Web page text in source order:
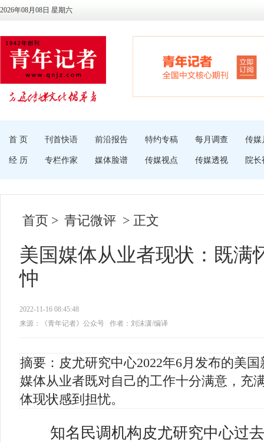
2026年08月08日 星期六
首 页 刊首快语 前沿报告 特约专稿 每月调查 传媒
经 历 专栏作家 媒体脸谱 传媒视点 传媒透视 院长
首页 > 青记微评 > 正文
美国媒体从业者现状：既满
忡
2022-11-16 08:45:48
来源：《青年记者》公众号
作者：刘沫潇/编译
摘要：皮尤研究中心2022年6月发布的美
媒体从业者既对自己的工作十分满意，充
体现状感到担忧。
知名民调机构皮尤研究中心过去